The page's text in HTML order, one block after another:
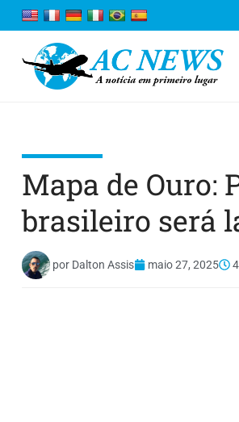
Mapa de Ouro:
brasileiro será
por Dalton Assis maio 27, 2025